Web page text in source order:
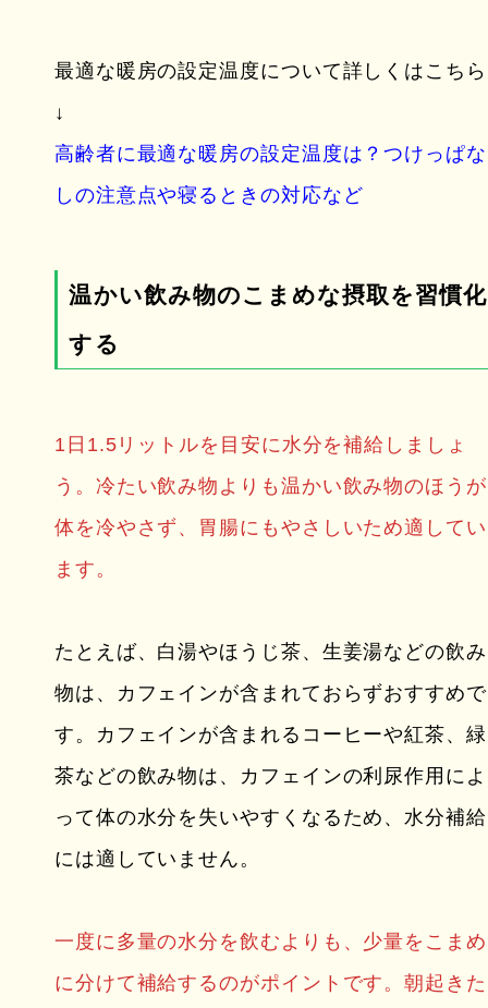
最適な暖房の設定温度について詳しくはこちら
↓
高齢者に最適な暖房の設定温度は？つけっぱな
しの注意点や寝るときの対応など
温かい飲み物のこまめな摂取を習慣化
する
1日1.5リットルを目安に水分を補給しましょ
う。冷たい飲み物よりも温かい飲み物のほうが
体を冷やさず、胃腸にもやさしいため適してい
ます。
たとえば、白湯やほうじ茶、生姜湯などの飲み
物は、カフェインが含まれておらずおすすめで
す。カフェインが含まれるコーヒーや紅茶、緑
茶などの飲み物は、カフェインの利尿作用によ
って体の水分を失いやすくなるため、水分補給
には適していません。
一度に多量の水分を飲むよりも、少量をこまめ
に分けて補給するのがポイントです。朝起きた